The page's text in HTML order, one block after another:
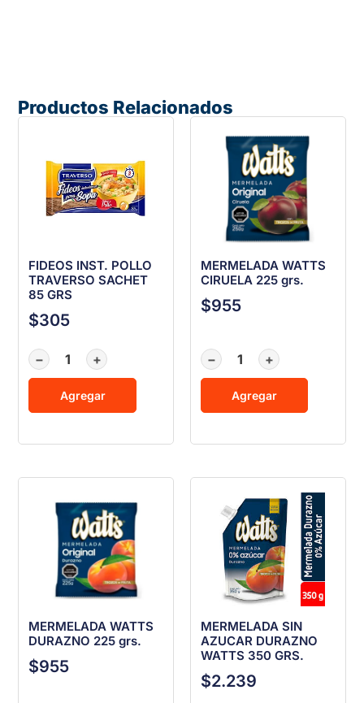
Productos Relacionados
FIDEOS INST. POLLO
TRAVERSO SACHET
85 GRS
$305
− +
Agregar
MERMELADA WATTS
CIRUELA 225 grs.
$955
− +
Agregar
MERMELADA WATTS
DURAZNO 225 grs.
$955
MERMELADA SIN
AZUCAR DURAZNO
WATTS 350 GRS.
$2.239